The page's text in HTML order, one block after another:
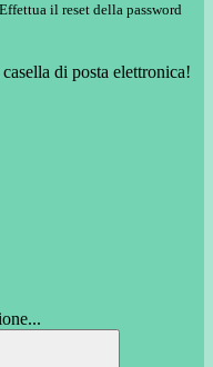
il reset della password
di posta elettronica!